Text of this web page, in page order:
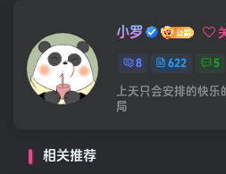
小罗
8 622 5
上天只会安排的快乐
局
相关推荐